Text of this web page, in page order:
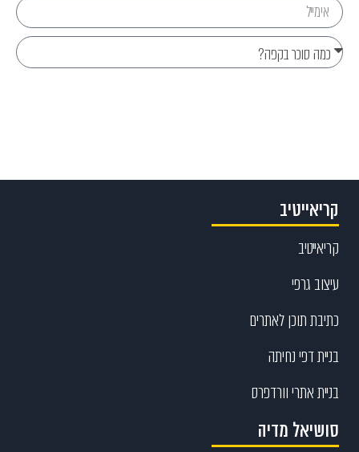
קריאייטיב
קריאייטיב
עיצוב גרפי
כתיבת תוכן לאתרים
בניית דפי נחיתה
בניית אתרי וורדפרס
סושיאל מדיה